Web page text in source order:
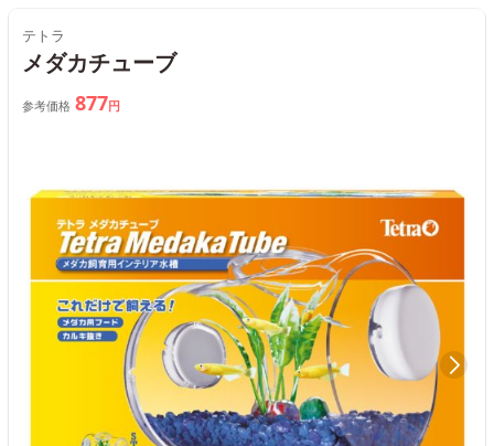
テトラ
メダカチューブ
参考価格 877円